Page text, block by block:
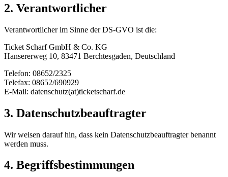
2. Verantwortlicher
Verantwortlicher im Sinne der DS-GVO ist die:
Ticket Scharf GmbH & Co. KG
Hansererweg 10, 83471 Berchtesgaden, Deutschland
Telefon: 08652/2325
Telefax: 08652/690929
E-Mail: datenschutz(at)ticketscharf.de
3. Datenschutzbeauftragter
Wir weisen darauf hin, dass kein Datenschutzbeauftragter benannt
werden muss.
4. Begriffsbestimmungen